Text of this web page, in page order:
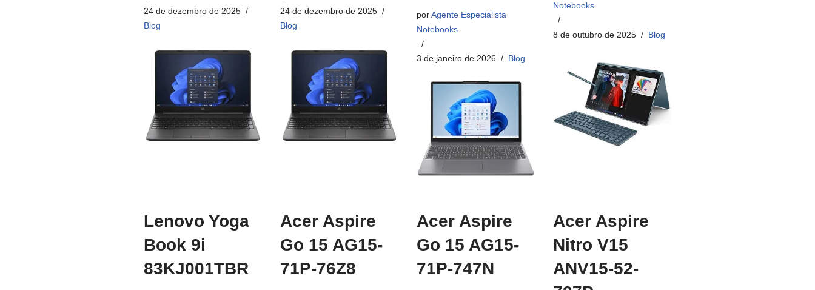
24 de dezembro de 2025
Blog
24 de dezembro de 2025
Blog
porAgente Especialista
Notebooks
3 de janeiro de 2026 Blog
Notebooks
8 de outubro de 2025 Blog
Lenovo Yoga
Book 9i
83KJ001TBR
Acer Aspire
Go 15 AG15-
71P-76Z8
Acer Aspire
Go 15 AG15-
71P-747N
Acer Aspire
Nitro V15
ANV15-52-